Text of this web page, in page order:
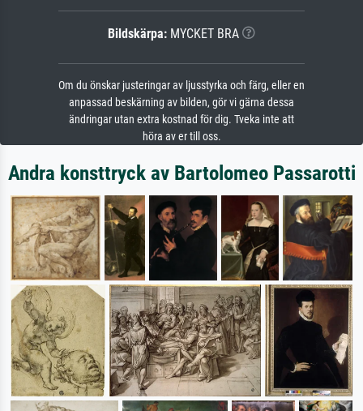
Bildskärpa: MYCKET BRA
Om du önskar justeringar av ljusstyrka och färg, eller en
anpassad beskärning av bilden, gör vi gärna dessa
ändringar utan extra kostnad för dig. Tveka inte att
höra av er till oss.
Andra konsttryck av Bartolomeo Passarotti